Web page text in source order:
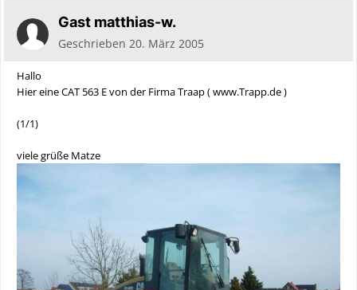
Gast matthias-w.
Geschrieben 20. März 2005
Hallo
Hier eine CAT 563 E von der Firma Traap ( www.Trapp.de )
(1/1)
viele grüße Matze